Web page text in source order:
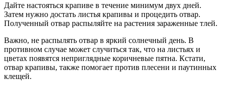
Дайте настояться крапиве в течение минимум двух дней.
Затем нужно достать листья крапивы и процедить отвар.
Полученный отвар распыляйте на растения зараженные тлей.
Важно, не распылять отвар в яркий солнечный день. В
противном случае может случиться так, что на листьях и
цветах появятся неприглядные коричневые пятна. Кстати,
отвар крапивы, также помогает против плесени и паутинных
клещей.